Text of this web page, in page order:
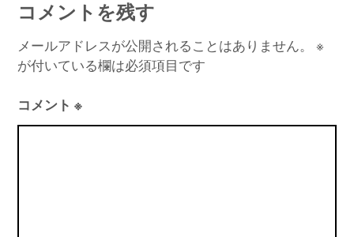
コメントを残す
メールアドレスが公開されることはありません。
※
が付いている欄は必須項目です
コメント※